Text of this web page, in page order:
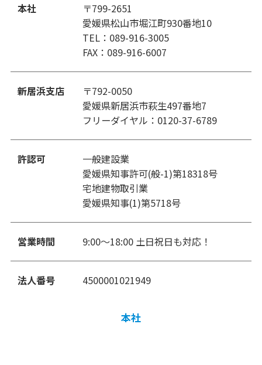
本社
〒799-2651
愛媛県松山市堀江町930番地10
TEL：089-916-3005
FAX：089-916-6007
新居浜支店
〒792-0050
愛媛県新居浜市萩生497番地7
フリーダイヤル：0120-37-6789
許認可
一般建設業
愛媛県知事許可(般-1)第18318号
宅地建物取引業
愛媛県知事(1)第5718号
営業時間 9:00〜18:00 土日祝日も対応！
法人番号 4500001021949
本社